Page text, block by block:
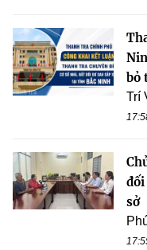
bỏ
Trí
đối
sở